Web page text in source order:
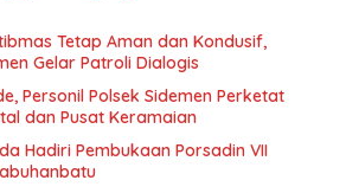
Tetap Aman dan Kondusif,
Gelar Patroli Dialogis
Personil Polsek Sidemen Perketat
dan Pusat Keramaian
Hadiri Pembukaan Porsadin VII